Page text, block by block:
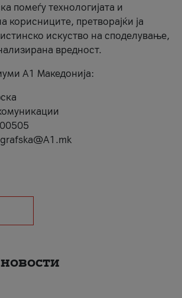
помеѓу технологијата и
корисниците, претворајќи ја
искуство на споделување,
вредност.
А1 Македонија: